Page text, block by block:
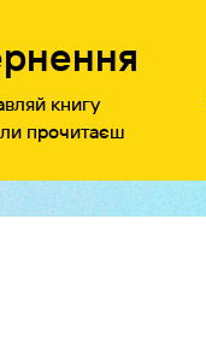
книгу
прочитаєш